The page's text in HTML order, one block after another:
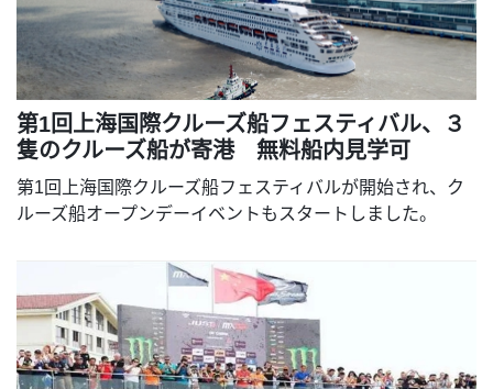
第1回上海国際クルーズ船フェスティバル、３
隻のクルーズ船が寄港 無料船内見学可
第1回上海国際クルーズ船フェスティバルが開始され、ク
ルーズ船オープンデーイベントもスタートしました。